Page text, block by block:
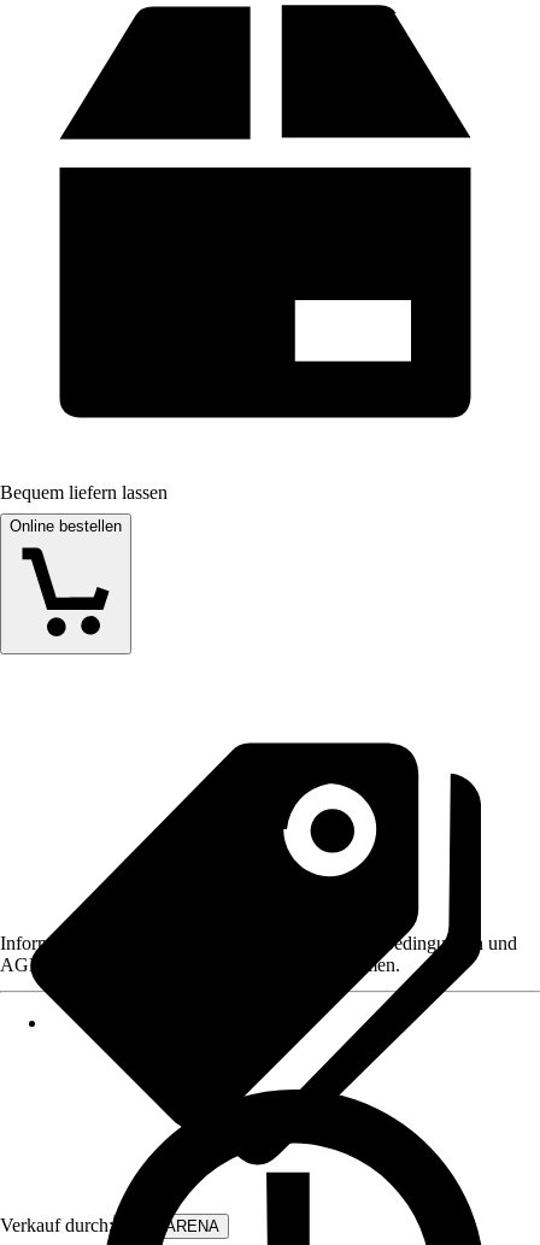
Bequem liefern lassen
Online bestellen
Verkauf durch: WALLARENA
Informationen des Verkäufers, wie z. B. Rückgabebedingungen und
AGB, finden Sie bei Klick auf den Verkäufernamen.